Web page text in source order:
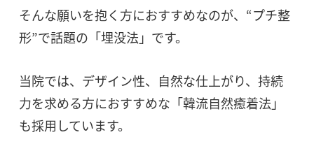
そんな願いを抱く方におすすめなのが、“プチ整
形”で話題の「埋没法」です。
当院では、デザイン性、自然な仕上がり、持続
力を求める方におすすめな「韓流自然癒着法」
も採用しています。